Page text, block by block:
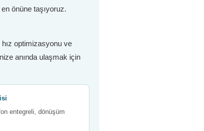
önüne taşıyoruz.
optimizasyonu ve
anında ulaşmak için
entegreli, dönüşüm